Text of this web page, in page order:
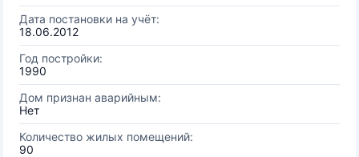
Дата постановки на учёт:
18.06.2012
Год постройки:
1990
Дом признан аварийным:
Нет
Количество жилых помещений:
90